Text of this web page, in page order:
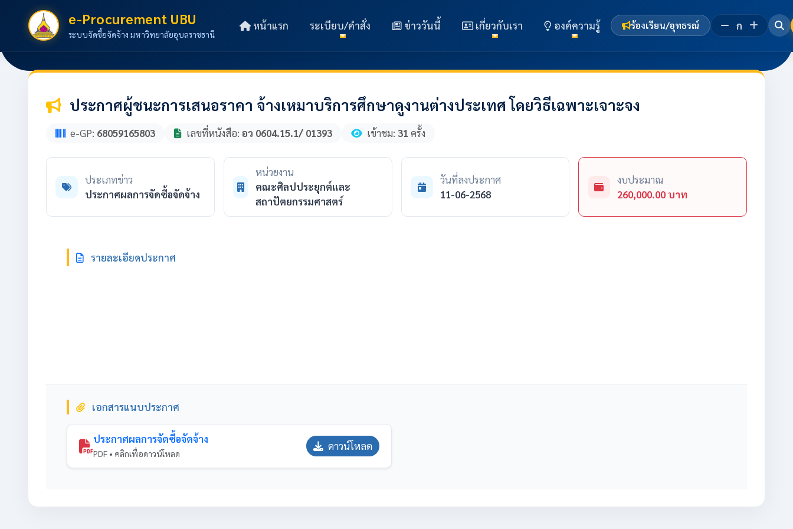
e-Procurement UBU
ระบบจัดซื้อจัดจ้าง มหาวิทยาลัยอุบลราชธานี
หน้าแรก ระเบียบ/คำสั่ง ข่าววันนี้ เกี่ยวกับเรา องค์ความรู้ ร้องเรียน/อุทธรณ์ ก
ประกาศผู้ชนะการเสนอราคา จ้างเหมาบริการศึกษาดูงานต่างประเทศ โดยวิธีเฉพาะเจาะจง
e-GP: 68059165803 เลขที่หนังสือ: อว 0604.15.1/ 01393 เข้าชม: 31 ครั้ง
ประเภทข่าว
ประกาศผลการจัดซื้อจัดจ้าง
หน่วยงาน
คณะศิลปประยุกต์และ
สถาปัตยกรรมศาสตร์
วันที่ลงประกาศ
11-06-2568
งบประมาณ
260,000.00 บาท
รายละเอียดประกาศ
เอกสารแนบประกาศ
ประกาศผลการจัดซื้อจัดจ้าง
PDF • คลิกเพื่อดาวน์โหลด
ดาวน์โหลด